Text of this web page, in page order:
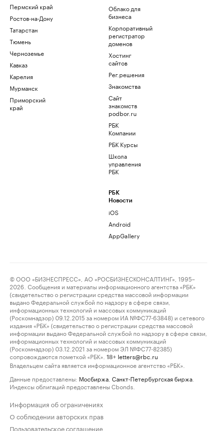
Пермский край
Ростов-на-Дону
Татарстан
Тюмень
Черноземье
Кавказ
Карелия
Мурманск
Приморский
край
Облако для
бизнеса
Корпоративный
регистратор
доменов
Хостинг
сайтов
Рег.решения
Знакомства
Сайт
знакомств
podbor.ru
РБК
Компании
РБК Курсы
Школа
управления
РБК
РБК
Новости
iOS
Android
AppGallery
© ООО «БИЗНЕСПРЕСС», АО «РОСБИЗНЕСКОНСАЛТИНГ», 1995–
2026. Сообщения и материалы информационного агентства «РБК»
(свидетельство о регистрации средства массовой информации
выдано Федеральной службой по надзору в сфере связи,
информационных технологий и массовых коммуникаций
(Роскомнадзор) 09.12.2015 за номером ИА №ФС77-63848) и сетевого
издания «РБК» (свидетельство о регистрации средства массовой
информации выдано Федеральной службой по надзору в сфере связи,
информационных технологий и массовых коммуникаций
(Роскомнадзор) 03.12.2021 за номером ЭЛ №ФС77-82385)
сопровождаются пометкой «РБК».
18+ letters@rbc.ru
Владельцем сайта является информационное агентство «РБК».
Данные предоставлены: Мосбиржа Санкт-Петербургская биржа
Индексы облигаций предоставлены Cbonds.
Информация об ограничениях
О соблюдении авторских прав
Пользовательское соглашение